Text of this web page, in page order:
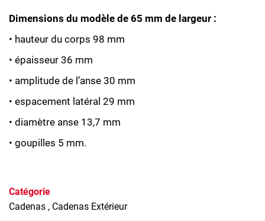
Dimensions du modèle de 65 mm de largeur :
• hauteur du corps 98 mm
• épaisseur 36 mm
• amplitude de l’anse 30 mm
• espacement latéral 29 mm
• diamètre anse 13,7 mm
• goupilles 5 mm.
Catégorie
Cadenas , Cadenas Extérieur